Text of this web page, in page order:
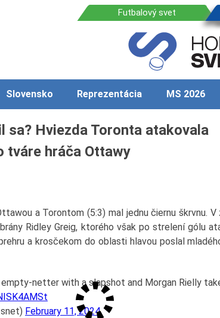
Slovensko Reprezentácia MS 2026
sa? Hviezda Toronta atakovala
tváre hráča Ottawy
a Torontom (5:3) mal jednu čiernu škrvnu. V
Ridley Greig, ktorého však po strelení gólu
a krosčekom do oblasti hlavou poslal
empty-netter with a slapshot and Morgan Rielly
February 11, 2024